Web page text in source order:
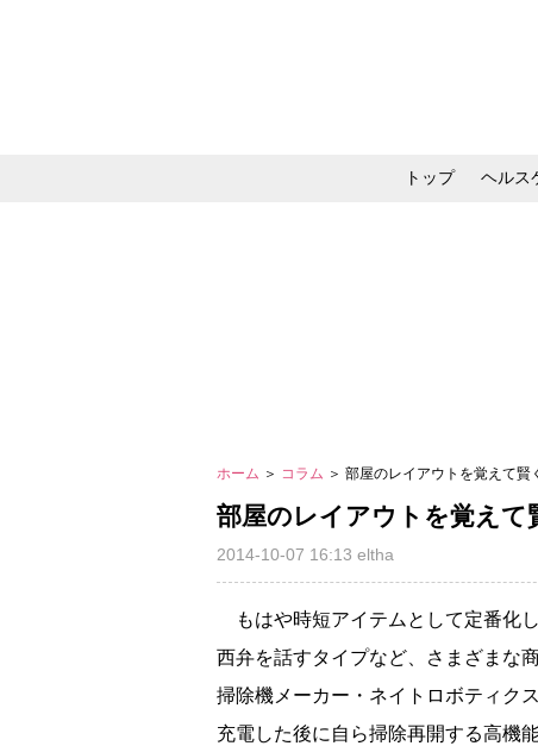
トップ ヘルス
ホーム ＞ コラム ＞ 部屋のレイアウトを覚えて
部屋のレイアウトを覚え
2014-10-07 16:13 eltha
もはや時短アイテムとして定番化
西弁を話すタイプなど、さまざまな
掃除機メーカー・ネイトロボティク
充電した後に自ら掃除再開する高機